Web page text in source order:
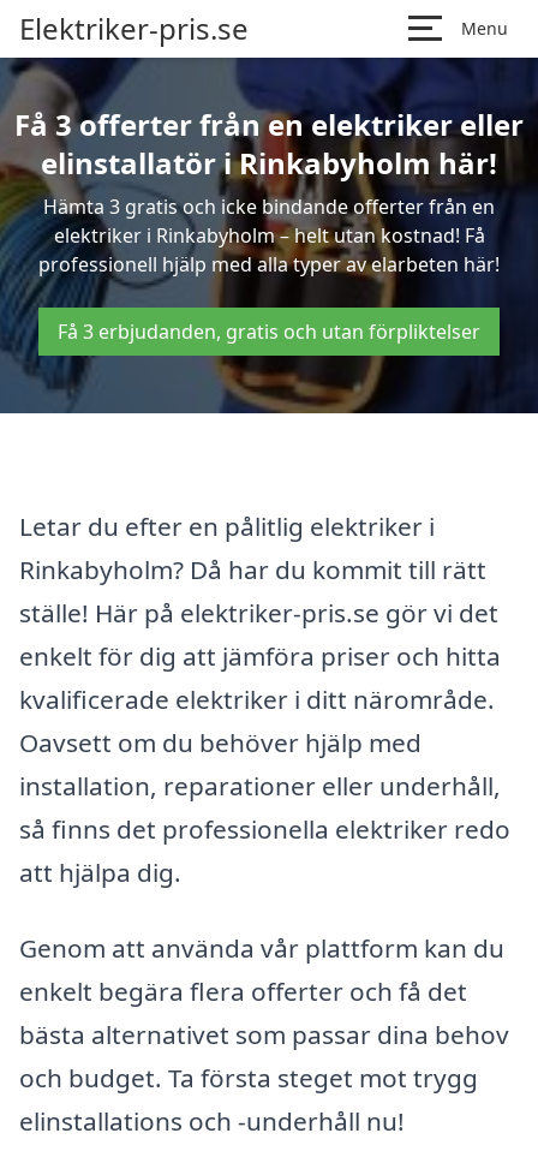
Elektriker-pris.se Menu
Få 3 offerter från en elektriker eller
elinstallatör i Rinkabyholm här!
Hämta 3 gratis och icke bindande offerter från en
elektriker i Rinkabyholm – helt utan kostnad! Få
professionell hjälp med alla typer av elarbeten här!
Få 3 erbjudanden, gratis och utan förpliktelser
Letar du efter en pålitlig elektriker i
Rinkabyholm? Då har du kommit till rätt
ställe! Här på elektriker-pris.se gör vi det
enkelt för dig att jämföra priser och hitta
kvalificerade elektriker i ditt närområde.
Oavsett om du behöver hjälp med
installation, reparationer eller underhåll,
så finns det professionella elektriker redo
att hjälpa dig.
Genom att använda vår plattform kan du
enkelt begära flera offerter och få det
bästa alternativet som passar dina behov
och budget. Ta första steget mot trygg
elinstallations och -underhåll nu!